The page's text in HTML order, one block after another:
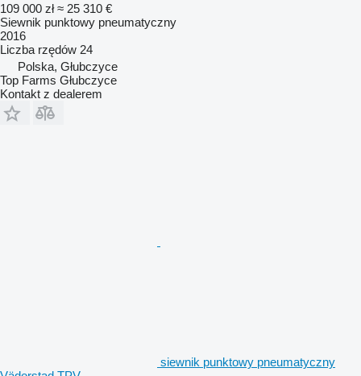
109 000 zł ≈ 25 310 €
Siewnik punktowy pneumatyczny
2016
Liczba rzędów 24
Polska, Głubczyce
Top Farms Głubczyce
Kontakt z dealerem
siewnik punktowy pneumatyczny